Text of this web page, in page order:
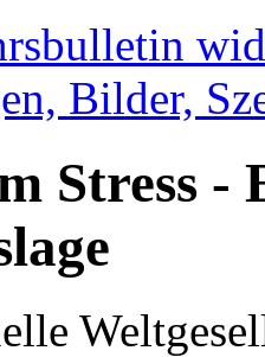
Bilder,
Stress -